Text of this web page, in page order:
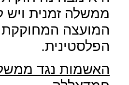
ממשלה זמנית ויש
המועצה המחוקקת
הפלסטינית.
האשמות נגד